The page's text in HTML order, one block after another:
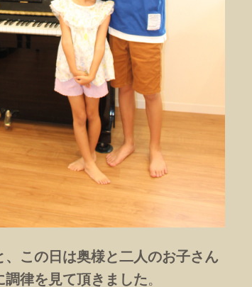
この日は奥様と二人のお子さん
律を見て頂きました。